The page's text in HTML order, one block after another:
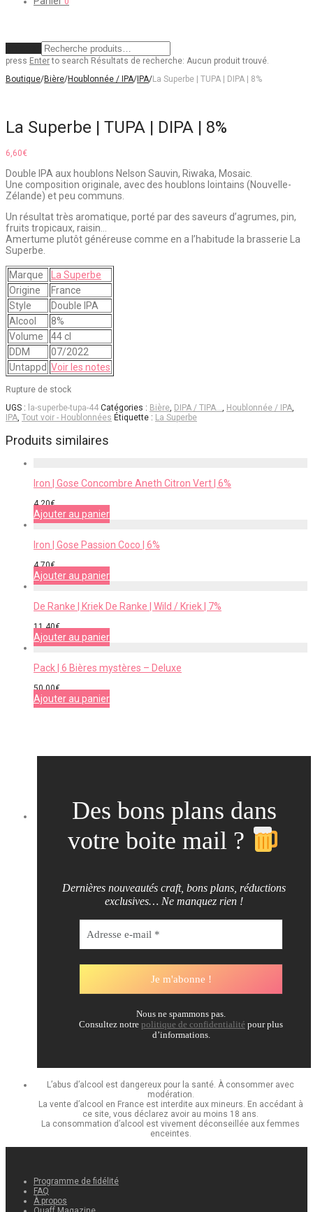
press Enterto search Résultats de recherche: Aucun produit trouvé.
Boutique/Bière/Houblonnée / IPA/ IPA/La Superbe | TUPA | DIPA | 8%
La Superbe | TUPA | DIPA | 8%
6,60€
Double IPA aux houblons Nelson Sauvin, Riwaka, Mosaic.
Une composition originale, avec des houblons lointains (Nouvelle-
Zélande) et peu communs.
Un résultat très aromatique, porté par des saveurs d’agrumes, pin,
fruits tropicaux, raisin…
Amertume plutôt généreuse comme en a l’habitude la brasserie La
Superbe.
Marque
La Superbe
Origine
France
Style
Double IPA
Alcool
8%
Volume
44 cl
DDM
07/2022
Untappd Voir les notes
Rupture de stock
UGS : la-superbe-tupa-44 Catégories : Bière, DIPA / TIPA…, Houblonnée / IPA,
IPA, Tout voir - Houblonnées Étiquette : La Superbe
Produits similaires
Iron | Gose Concombre Aneth Citron Vert | 6%
4,20€
Ajouter au panier
Iron | Gose Passion Coco | 6%
4,70€
Ajouter au panier
De Ranke | Kriek De Ranke | Wild / Kriek | 7%
11,40€
Ajouter au panier
Pack | 6 Bières mystères – Deluxe
50,00€
Ajouter au panier
Des bons plans dans
votre boite mail ?
Dernières nouveautés craft, bons plans, réductions
exclusives… Ne manquez rien !
Nous ne spammons pas.
Consultez notre politique de confidentialité pour plus
d’informations.
L’abus d’alcool est dangereux pour la santé. À consommer avec
modération.
La vente d’alcool en France est interdite aux mineurs. En accédant à
ce site, vous déclarez avoir au moins 18 ans.
La consommation d’alcool est vivement déconseillée aux femmes
enceintes.
Programme de fidélité
FAQ
À propos